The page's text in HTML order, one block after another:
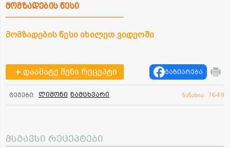
მომზადების წესი
მომზადების წესი იხილეთ ვიდეოში
დაამატე შენი რეცეპტი გაზიარება
ტეგები: ლიმონი ნამცხვარი ნანახია: 7649
მსგავსი რეცეპტები